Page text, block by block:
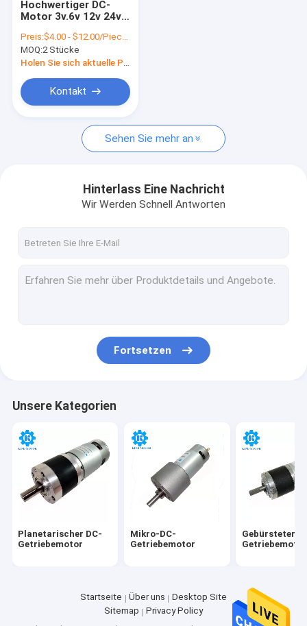
Motor DCs Coreless
Plastikgetriebemotor
Rechtwinkliger DC-Gang-Motor
DC-Wurm-Gang-Motor
Gebürsteter DC-Mikromotor
Hochwertiger DC-
Motor 3v.6v 12v 24v
5kg.cm 16mm 22mm
24mm 28mm
Planetengangmotor
Preis:$4.00 - $12.00/Pieces
MOQ:2 Stücke
Holen Sie sich aktuelle Preis
Kontakt
Sehen Sie mehr an
Hinterlass Eine Nachricht
Wir Werden Schnell Antworten
Fortsetzen
Unsere Kategorien
Planetarischer DC-
Getriebemotor
Mikro-DC-
Getriebemotor
Gebürsteter
Getriebemotor
Startseite Über uns
Desktop Site
Sitemap
Privacy Policy